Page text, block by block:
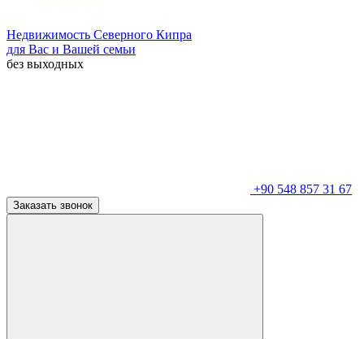
Недвижимость Северного Кипра
для Вас и Вашей семьи
без выходных
+90 548 857 31 67
Заказать звонок